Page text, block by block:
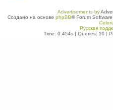
Advertisements by
Создано на основе phpBB® Forum
Русская
Time: 0.454s| Queries: 10|